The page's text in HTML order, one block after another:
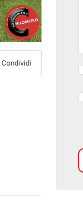
Condividi